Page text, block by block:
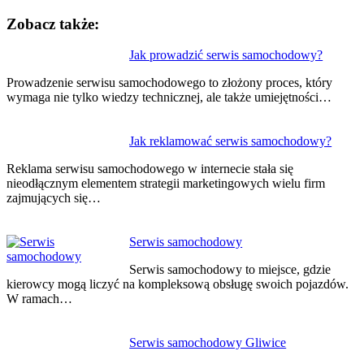
Zobacz także:
Jak prowadzić serwis samochodowy?
Prowadzenie serwisu samochodowego to złożony proces, który
wymaga nie tylko wiedzy technicznej, ale także umiejętności…
Jak reklamować serwis samochodowy?
Reklama serwisu samochodowego w internecie stała się
nieodłącznym elementem strategii marketingowych wielu firm
zajmujących się…
Serwis samochodowy
Serwis samochodowy to miejsce, gdzie
kierowcy mogą liczyć na kompleksową obsługę swoich pojazdów.
W ramach…
Serwis samochodowy Gliwice
wpisu